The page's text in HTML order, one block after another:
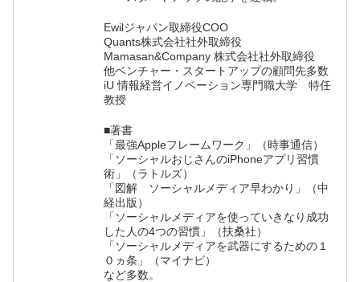
Ewilジャパン取締役COO
Quants株式会社社外取締役
Mamasan&Company 株式会社社外取締役
他ベンチャー・スタートアップの顧問先多数
iU 情報経営イノベーション専門職大学 特任
教授
■著書
「最強Appleフレームワーク」（時事通信）
「ソーシャルおじさんのiPhoneアプリ習慣
術」（ラトルズ）
「図解 ソーシャルメディア早わかり」（中
経出版）
「ソーシャルメディアを使っていきなり成功
した人の4つの習慣」（扶桑社）
「ソーシャルメディアを武器にするための１
０ヵ条」（マイナビ）
など多数。